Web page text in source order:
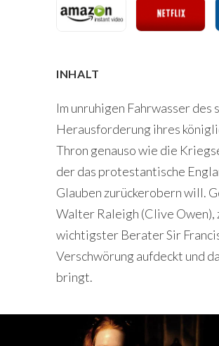
INHALT
Im unruhigen Fahrwasser
Herausforderung ihres
Thron genauso wie die
der das protestantische
Glauben zurückerobern will.
Walter Raleigh (Clive Owen),
wichtigster Berater Sir
Verschwörung aufdeckt und
bringt.